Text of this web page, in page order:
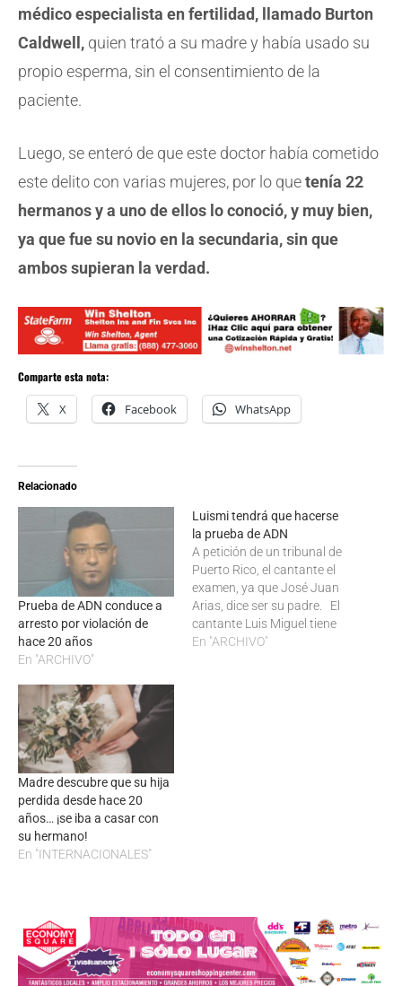
médico especialista en fertilidad, llamado Burton
Caldwell, quien trató a su madre y había usado su
propio esperma, sin el consentimiento de la
paciente.
Luego, se enteró de que este doctor había cometido
este delito con varias mujeres, por lo quetenía 22
hermanos y a uno de ellos lo conoció, y muy bien,
ya que fue su novio en la secundaria, sin que
ambos supieran la verdad.
Comparte esta nota:
X Facebook WhatsApp
Relacionado
Prueba de ADN conduce a
arresto por violación de
hace 20 años
En "ARCHIVO"
Luismi tendrá que hacerse
la prueba de ADN
A petición de un tribunal de
Puerto Rico, el cantante el
examen, ya que José Juan
Arias, dice ser su padre. El
cantante Luis Miguel tiene
sólo unos días para
En "ARCHIVO"
Madre descubre que su hija
perdida desde hace 20
años… ¡se iba a casar con
su hermano!
En "INTERNACIONALES"